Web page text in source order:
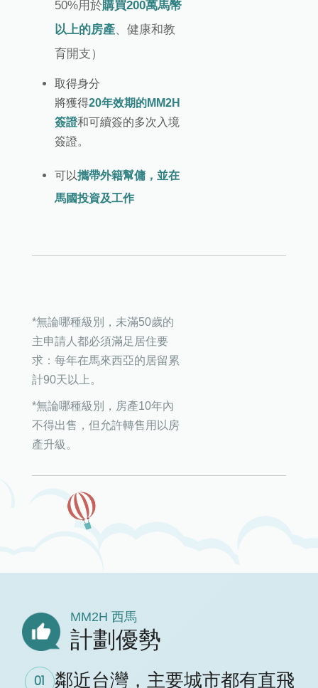
50%用於購買200萬馬幣
以上的房產、健康和教
育開支）
取得身分
將獲得20年效期的MM2H
簽證和可續簽的多次入境
簽證。
可以攜帶外籍幫傭，並在
馬國投資及工作
*無論哪種級別，未滿50歲的
主申請人都必須滿足居住要
求：每年在馬來西亞的居留累
計90天以上。
*無論哪種級別，房產10年內
不得出售，但允許轉售用以房
產升級。
MM2H 西馬
計劃優勢
01 鄰近台灣，主要城市都有直飛